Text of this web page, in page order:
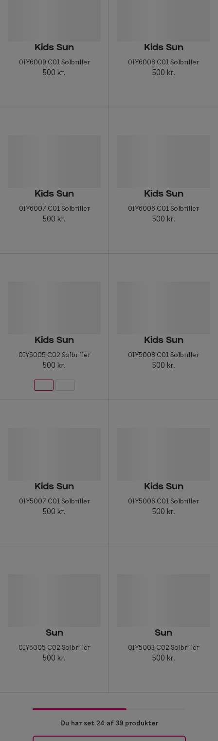
Kids Sun
0IY6009 C01 Solbriller
500 kr.
Kids Sun
0IY6008 C01 Solbriller
500 kr.
Kids Sun
0IY6007 C01 Solbriller
500 kr.
Kids Sun
0IY6006 C01 Solbriller
500 kr.
Kids Sun
0IY6005 C02 Solbriller
500 kr.
Kids Sun
0IY5008 C01 Solbriller
500 kr.
Kids Sun
0IY5007 C01 Solbriller
500 kr.
Kids Sun
0IY5006 C01 Solbriller
500 kr.
Sun
0IY5005 C02 Solbriller
500 kr.
Sun
0IY5003 C02 Solbriller
500 kr.
Du har set 24 af 39 produkter